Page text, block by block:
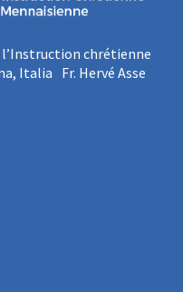
l’Instruction chrétienne
Italia Fr. Hervé Asse